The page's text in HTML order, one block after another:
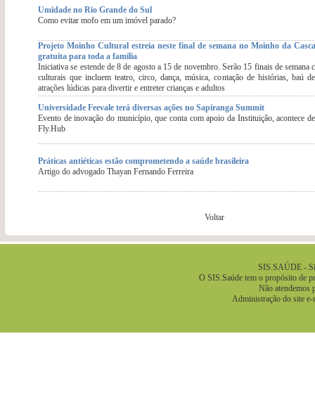
Umidade no Rio Grande do Sul
Como evitar mofo em um imóvel parado?
Projeto Moinho Cultural estreia neste final de semana no Moinho da
gratuita para toda a família
Iniciativa se estende de 8 de agosto a 15 de novembro. Serão 15 finais de semana
culturais que incluem teatro, circo, dança, música, contação de histórias, baú
atrações lúdicas para divertir e entreter crianças e adultos
Universidade Feevale terá diversas ações no Sapiranga Summit
Evento de inovação do município, que conta com apoio da Instituição, acontece
Fly.Hub
Práticas antiéticas estão comprometendo a saúde brasileira
Artigo do advogado Thayan Fernando Ferreira
Voltar
SIS.SAÚDE -
O SIS.Saúde tem o propósito de
Não atendemos
Administração do site